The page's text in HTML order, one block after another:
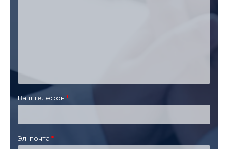
Ваш телефон
Эл. почта